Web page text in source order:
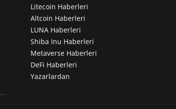
Litecoin Haberleri
Altcoin Haberleri
LUNA Haberleri
Shiba Inu Haberleri
Metaverse Haberleri
DeFi Haberleri
Yazarlardan